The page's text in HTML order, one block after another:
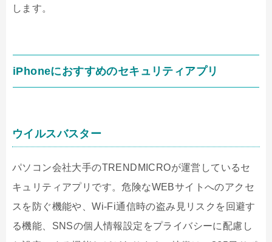
します。
iPhoneにおすすめのセキュリティアプリ
ウイルスバスター
パソコン会社大手のTRENDMICROが運営しているセ
キュリティアプリです。危険なWEBサイトへのアクセ
スを防ぐ機能や、Wi-Fi通信時の盗み見リスクを回避す
る機能、 SNSの個人情報設定をプライバシーに配慮し